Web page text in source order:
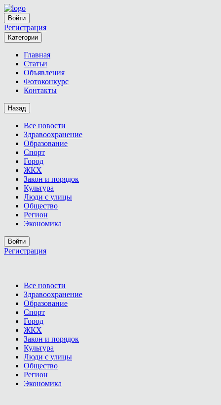
Войти
Регистрация
Категории
Главная
Статьи
Объявления
Фотоконкурс
Контакты
Назад
Все новости
Здравоохранение
Образование
Спорт
Город
ЖКХ
Закон и порядок
Культура
Люди с улицы
Общество
Регион
Экономика
Войти
Регистрация
Все новости
Здравоохранение
Образование
Спорт
Город
ЖКХ
Закон и порядок
Культура
Люди с улицы
Общество
Регион
Экономика